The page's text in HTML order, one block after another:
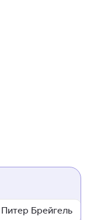
Питер Брейгель